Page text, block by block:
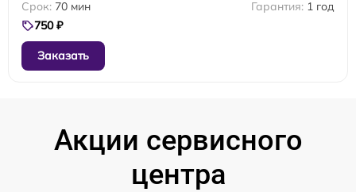
70 мин
1 год
750 ₽
Заказать
Акции сервисного
центра